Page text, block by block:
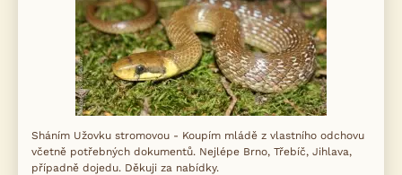
Sháním Užovku stromovou - Koupím mládě z vlastního odchovu
včetně potřebných dokumentů. Nejlépe Brno, Třebíč, Jihlava,
případně dojedu. Děkuji za nabídky.